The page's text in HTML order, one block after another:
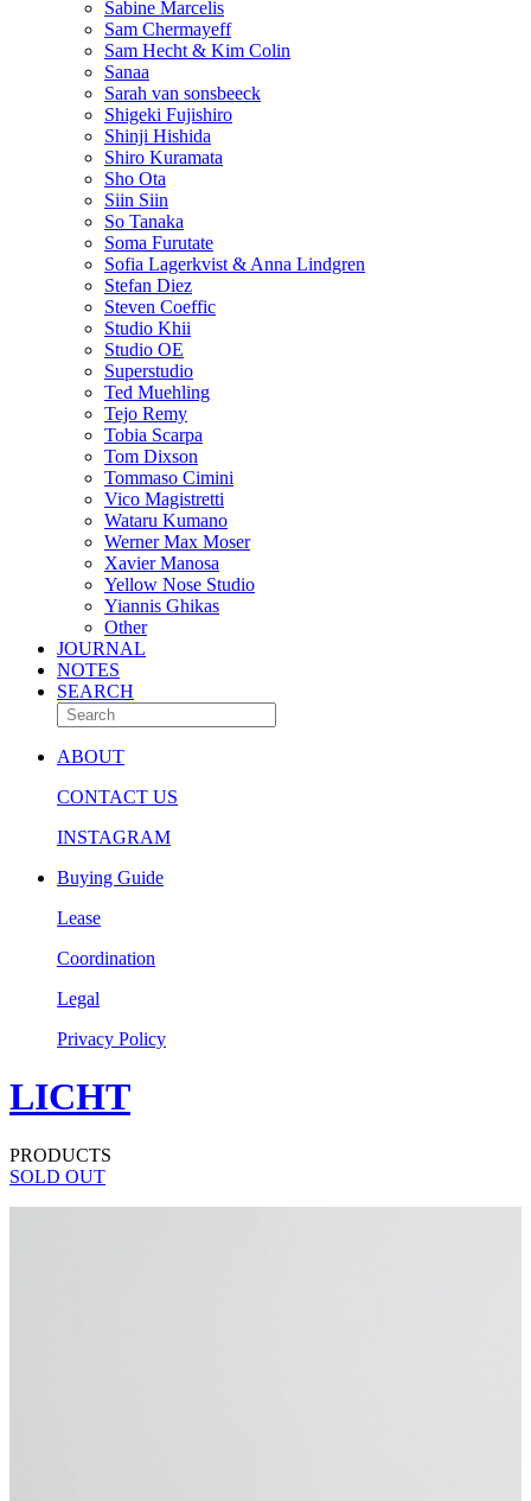
Sabine Marcelis
Sam Chermayeff
Sam Hecht & Kim Colin
Sanaa
Sarah van sonsbeeck
Shigeki Fujishiro
Shinji Hishida
Shiro Kuramata
Sho Ota
Siin Siin
So Tanaka
Soma Furutate
Sofia Lagerkvist & Anna Lindgren
Stefan Diez
Steven Coeffic
Studio Khii
Studio OE
Superstudio
Ted Muehling
Tejo Remy
Tobia Scarpa
Tom Dixson
Tommaso Cimini
Vico Magistretti
Wataru Kumano
Werner Max Moser
Xavier Manosa
Yellow Nose Studio
Yiannis Ghikas
Other
JOURNAL
NOTES
SEARCH
ABOUT
CONTACT US
INSTAGRAM
Buying Guide
Lease
Coordination
Legal
Privacy Policy
LICHT
PRODUCTS
SOLD OUT